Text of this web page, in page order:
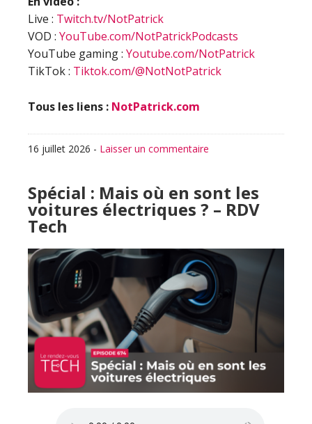
Live : Twitch.tv/NotPatrick
VOD : YouTube.com/NotPatrickPodcasts
YouTube gaming : Youtube.com/NotPatrick
TikTok : Tiktok.com/@NotNotPatrick
Tous les liens : NotPatrick.com
16 juillet 2026 - Laisser un commentaire
Spécial : Mais où en sont les
voitures électriques ? – RDV
Tech